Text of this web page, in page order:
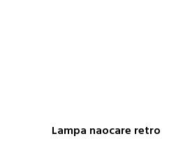
DODAJ U KORPULampa naocare retro